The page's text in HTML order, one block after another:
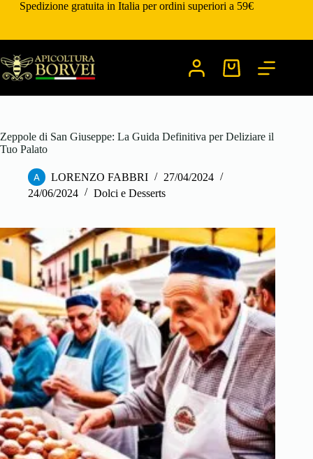
SaltaSpedizione gratuita in Italia per ordini superiori a 59€
Carrello
Zeppole di San Giuseppe: La Guida Definitiva per Deliziare il
Tuo Palato
LORENZO FABBRI
27/04/2024
24/06/2024
Dolci e Desserts